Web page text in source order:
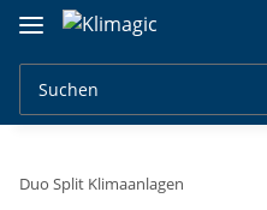
Duo Split Klimaanlagen